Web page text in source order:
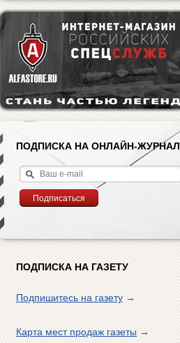
ПОДПИСКА НА ОНЛАЙН-ЖУРНАЛ
ПОДПИСКА НА ГАЗЕТУ
Подпишитесь на газету→
Карта мест продаж газеты→